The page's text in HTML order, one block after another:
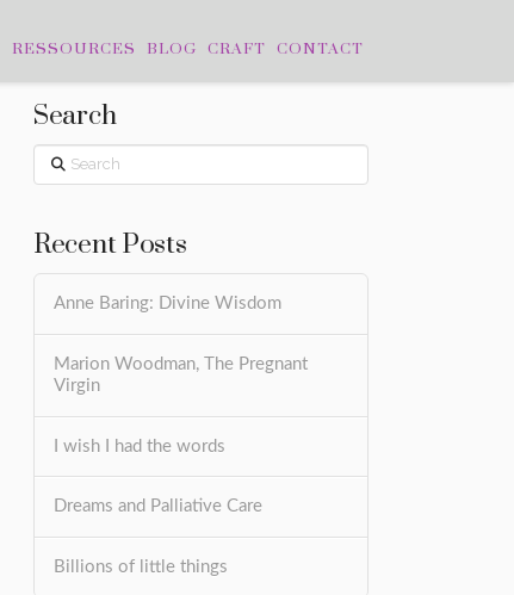
RESSOURCES BLOG CRAFT CONTACT
Search
Search
Recent Posts
Anne Baring: Divine Wisdom
Marion Woodman, The Pregnant
Virgin
I wish I had the words
Dreams and Palliative Care
Billions of little things